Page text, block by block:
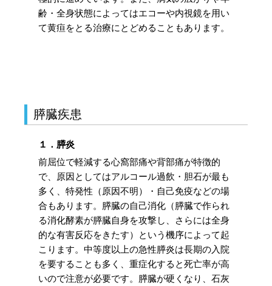
齢・全身状態によってはエコーや内視鏡を用い
て黄疸をとる治療にとどめることもあります。
膵臓疾患
１．膵炎
前屈位で軽減する心窩部痛や背部痛が特徴的
で、原因としてはアルコール過飲・胆石が最も
多く、特発性（原因不明）・自己免疫などの場
合もあります。膵臓の自己消化（膵臓で作られ
る消化酵素が膵臓自身を攻撃し、さらには全身
的な有害反応をきたす）という機序によって起
こります。中等度以上の急性膵炎は長期の入院
を要することも多く、重症化すると死亡率が高
いので注意が必要です。膵臓が硬くなり、石灰